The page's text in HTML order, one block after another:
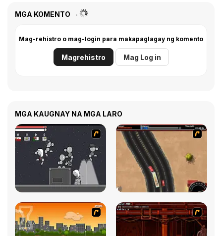
MGA KOMENTO
Mag-rehistro o mag-login para makapaglagay ng komento
Magrehistro Mag Log in
MGA KAUGNAY NA MGA LARO